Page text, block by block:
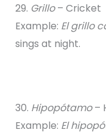
29. Grillo– Cricket
Example: El grillo
sings at night.
30. Hipopótamo–
Example: El